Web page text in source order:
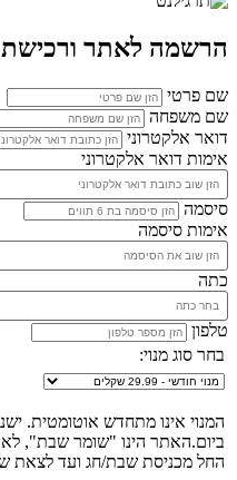
הרשמה לאתר ורכישת
שם פרטי
שם משפחה
דואר אלקטרוני
אימות דואר אלקטרוני
סיסמה
אימות סיסמה
כתה
טלפון
בחר סוג מנוי:
ביום.האתר הינו "שומר שבת", לא
החל מכניסת שבת/חג ועד לצאת